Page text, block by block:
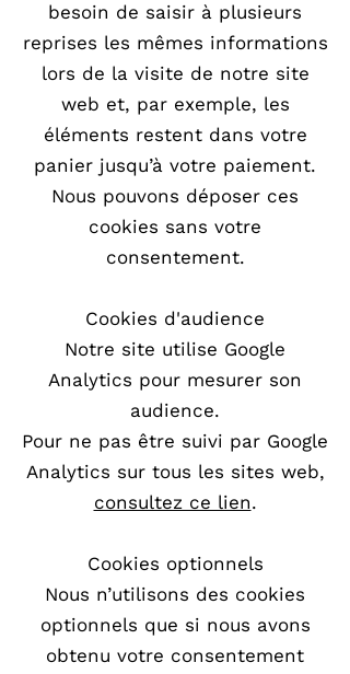
besoin de saisir à plusieurs
reprises les mêmes informations
lors de la visite de notre site
web et, par exemple, les
éléments restent dans votre
panier jusqu’à votre paiement.
Nous pouvons déposer ces
cookies sans votre
consentement.
Cookies d'audience
Notre site utilise Google
Analytics pour mesurer son
audience.
Pour ne pas être suivi par Google
Analytics sur tous les sites web,
consultez ce lien.
Cookies optionnels
Nous n’utilisons des cookies
optionnels que si nous avons
obtenu votre consentement